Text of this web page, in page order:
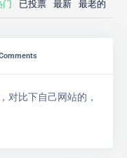
门 已投票 最新 最老的
对比下自己网站的，